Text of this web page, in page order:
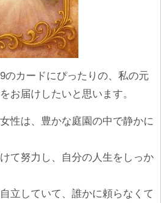
のカードにぴったりの、私の元
お届けしたいと思います。
性は、豊かな庭園の中で静かに
て努力し、自分の人生をしっか
立していて、誰かに頼らなくて